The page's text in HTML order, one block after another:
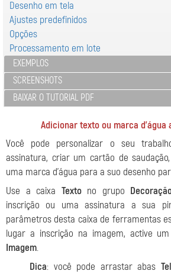
Desenho em tela
Ajustes predefinidos
Opções
Processamento em lote
EXEMPLOS
SCREENSHOTS
BAIXAR O TUTORIAL PDF
Adicionar texto ou marca d'água
Você pode personalizar o seu
assinatura, criar um cartão de
uma marca d'água para a suo desenho
Use a caixa Textono grupo
inscrição ou uma assinatura a sua
parâmetros desta caixa de ferramentas
lugar a inscrição na imagem, active
Imagem.
Dica: você pode arrastar abas